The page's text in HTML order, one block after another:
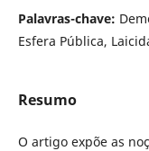
Palavras-chave:
Esfera Pública,
Resumo
O artigo expõe as